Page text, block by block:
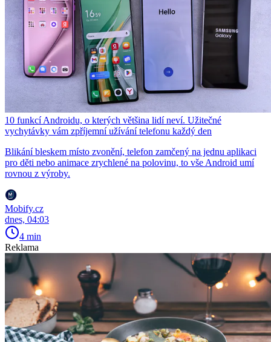
10 funkcí Androidu, o kterých většina lidí neví. Užitečné
vychytávky vám zpříjemní užívání telefonu každý den
Blikání bleskem místo zvonění, telefon zamčený na jednu aplikaci
pro děti nebo animace zrychlené na polovinu, to vše Android umí
rovnou z výroby.
Mobify.cz
dnes, 04:03
4 min
Reklama